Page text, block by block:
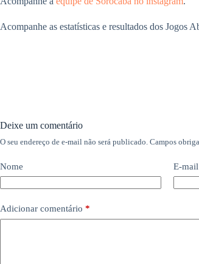
Acompanhe as estatísticas e resultados dos Jogos
Deixe um comentário
O seu endereço de e-mail não será publicado. Campos
Nome E-mail
Adicionar comentário *